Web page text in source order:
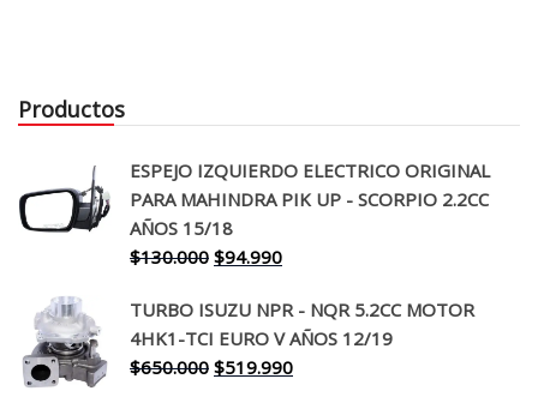
Productos
ESPEJO IZQUIERDO ELECTRICO ORIGINAL
PARA MAHINDRA PIK UP - SCORPIO 2.2CC
AÑOS 15/18
$130.000 El
original
era:
$130.000.
$94.990El
actual
es:
$94.990.
TURBO ISUZU NPR - NQR 5.2CC MOTOR
4HK1-TCI EURO V AÑOS 12/19
$650.000 El
$519.990El